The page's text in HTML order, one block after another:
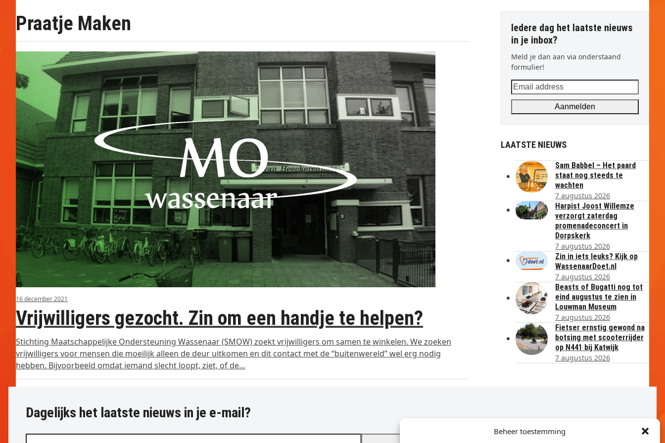
Beheer toestemming
Praatje Maken
16 december 2021
Vrijwilligers gezocht. Zin om een handje te helpen?
Stichting Maatschappelijke Ondersteuning Wassenaar (SMOW) zoekt vrijwilligers om samen te winkelen. We zoeken
vrijwilligers voor mensen die moeilijk alleen de deur uitkomen en dit contact met de “buitenwereld” wel erg nodig
hebben. Bijvoorbeeld omdat iemand slecht loopt, ziet, of de…
Iedere dag het laatste nieuws
in je inbox?
Meld je dan aan via onderstaand
formulier!
Email
address
Aanmelden
LAATSTE NIEUWS
Sam Babbel – Het paard
staat nog steeds te
wachten
7 augustus 2026
Harpist Joost Willemze
verzorgt zaterdag
promenadeconcert in
Dorpskerk
7 augustus 2026
Zin in iets leuks? Kijk op
WassenaarDoet.nl
7 augustus 2026
Beasts of Bugatti nog tot
eind augustus te zien in
Louwman Museum
7 augustus 2026
Fietser ernstig gewond na
botsing met scooterrijder
op N441 bij Katwijk
7 augustus 2026
Dagelijks het laatste nieuws in je e-mail?